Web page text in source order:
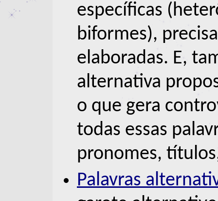
específicas
biformes),
elaboradas. E,
alternativa
o que gera
todas essas
pronomes,
Palavras